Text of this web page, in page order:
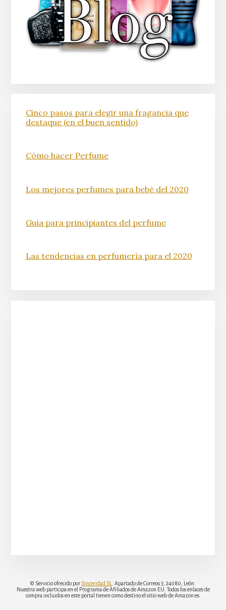
Cinco pasos para elegir una fragancia que
destaque (en el buen sentido)
Cómo hacer Perfume
Los mejores perfumes para bebé del 2020
Guía para principiantes del perfume
Las tendencias en perfumería para el 2020
© Servicio ofrecido por Sinceridad SL
. Apartado de Correos 3, 24080, León.
Nuestra web participa en el Programa de Afiliados de Amazon EU. Todos los enlaces de
compra incluidos en este portal tienen como destino el sitio web de Amazon.es.